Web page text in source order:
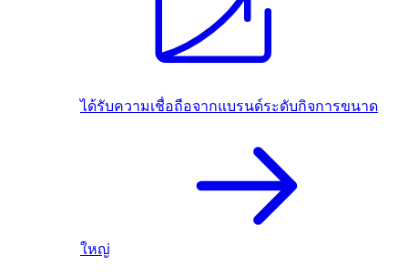
ได้รับความเชื่อถือจากแบรนด์ระดับกิจการขนาด
ใหญ่